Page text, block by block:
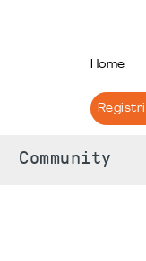
Home
Community